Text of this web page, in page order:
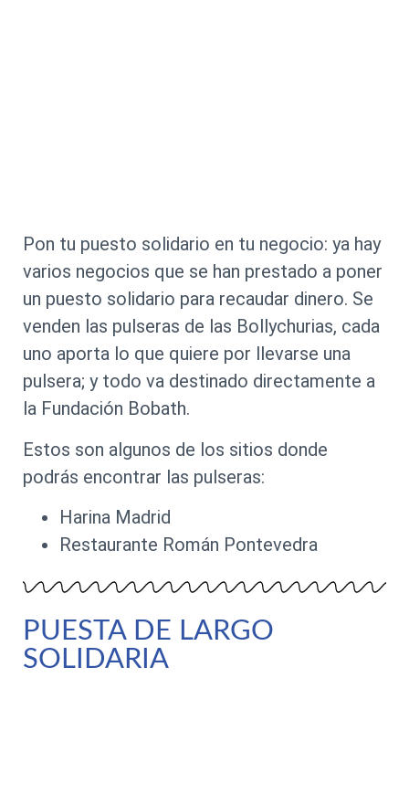
Pon tu puesto solidario en tu negocio: ya hay
varios negocios que se han prestado a poner
un puesto solidario para recaudar dinero. Se
venden las pulseras de las Bollychurias, cada
uno aporta lo que quiere por llevarse una
pulsera; y todo va destinado directamente a
la Fundación Bobath.
Estos son algunos de los sitios donde
podrás encontrar las pulseras:
Harina Madrid
Restaurante Román Pontevedra
PUESTA DE LARGO
SOLIDARIA